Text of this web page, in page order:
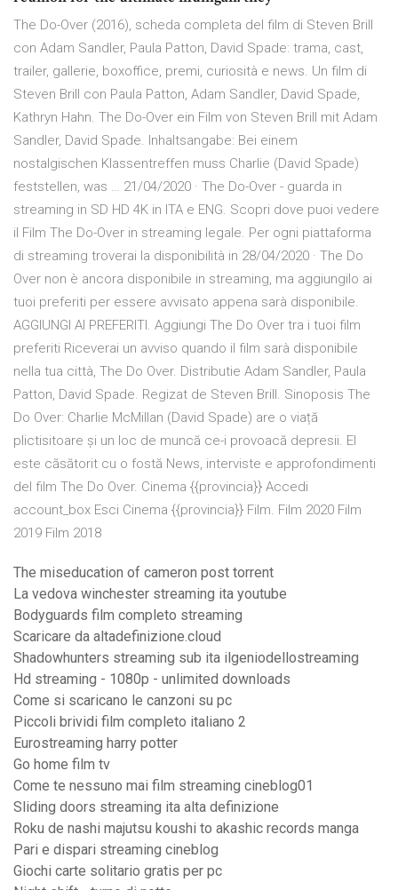
The Do-Over (2016), scheda completa del film di Steven Brill
con Adam Sandler, Paula Patton, David Spade: trama, cast,
trailer, gallerie, boxoffice, premi, curiosità e news. Un film di
Steven Brill con Paula Patton, Adam Sandler, David Spade,
Kathryn Hahn. The Do-Over ein Film von Steven Brill mit Adam
Sandler, David Spade. Inhaltsangabe: Bei einem
nostalgischen Klassentreffen muss Charlie (David Spade)
feststellen, was … 21/04/2020 · The Do-Over - guarda in
streaming in SD HD 4K in ITA e ENG. Scopri dove puoi vedere
il Film The Do-Over in streaming legale. Per ogni piattaforma
di streaming troverai la disponibilità in 28/04/2020 · The Do
Over non è ancora disponibile in streaming, ma aggiungilo ai
tuoi preferiti per essere avvisato appena sarà disponibile.
AGGIUNGI AI PREFERITI. Aggiungi The Do Over tra i tuoi film
preferiti Riceverai un avviso quando il film sarà disponibile
nella tua città, The Do Over. Distributie Adam Sandler, Paula
Patton, David Spade. Regizat de Steven Brill. Sinoposis The
Do Over: Charlie McMillan (David Spade) are o viață
plictisitoare și un loc de muncă ce-i provoacă depresii. El
este căsătorit cu o fostă News, interviste e approfondimenti
del film The Do Over. Cinema {{provincia}} Accedi
account_box Esci Cinema {{provincia}} Film. Film 2020 Film
2019 Film 2018
The miseducation of cameron post torrent
La vedova winchester streaming ita youtube
Bodyguards film completo streaming
Scaricare da altadefinizione.cloud
Shadowhunters streaming sub ita ilgeniodellostreaming
Hd streaming - 1080p - unlimited downloads
Come si scaricano le canzoni su pc
Piccoli brividi film completo italiano 2
Eurostreaming harry potter
Go home film tv
Come te nessuno mai film streaming cineblog01
Sliding doors streaming ita alta definizione
Roku de nashi majutsu koushi to akashic records manga
Pari e dispari streaming cineblog
Giochi carte solitario gratis per pc